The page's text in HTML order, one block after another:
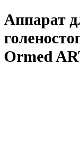
Аппарат
Ormed